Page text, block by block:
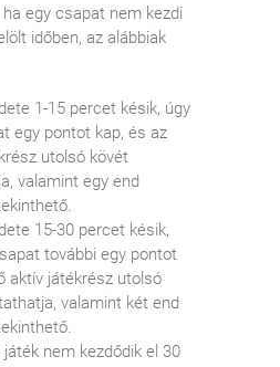
egy csapat nem kezdi
időben, az alábbiak
1-15 percet késik, úgy
egy pontot kap, és az
utolsó kövét
valamint egy end
15-30 percet késik,
további egy pontot
aktív játékrész utolsó
valamint két end
nem kezdődik el 30